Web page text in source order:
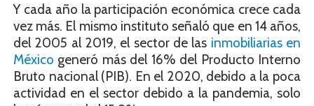
Y cada año la participación económica crece cada
vez más. El mismo instituto señaló que en 14 años,
del 2005 al 2019, el sector de las inmobiliarias en
México generó más del 16% del Producto Interno
Bruto nacional (PIB). En el 2020, debido a la poca
actividad en el sector debido a la pandemia, solo